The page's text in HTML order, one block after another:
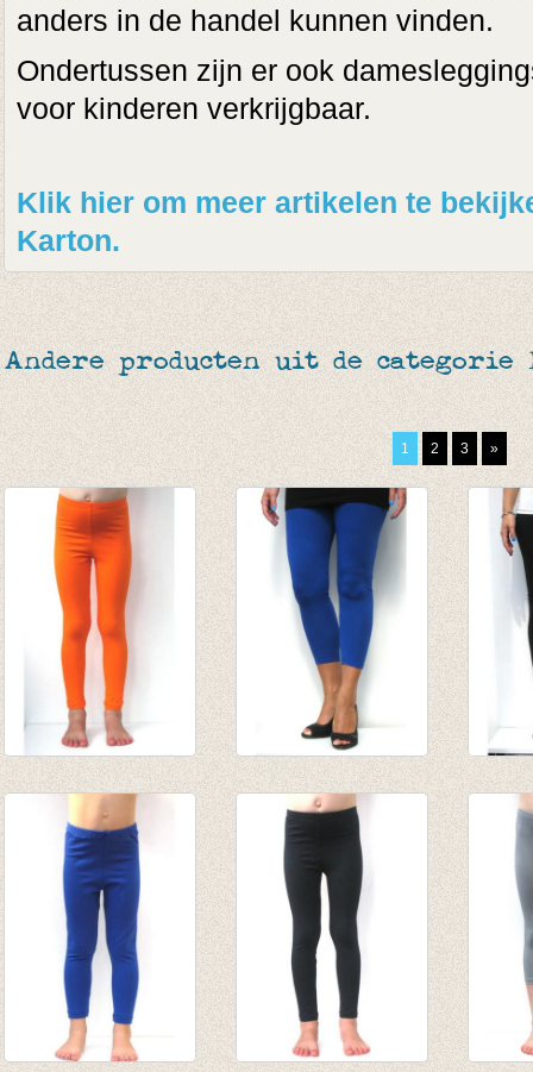
anders in de handel kunnen vinden.
Ondertussen zijn er ook
voor kinderen verkrijgbaar.
Klik hier om meer artikelen te
Karton.
Andere producten uit de categorie
1 2 3 »
van € 8,45
tot € 10,95
Kobaltblauw
€ 19,95
€
€ 6,95